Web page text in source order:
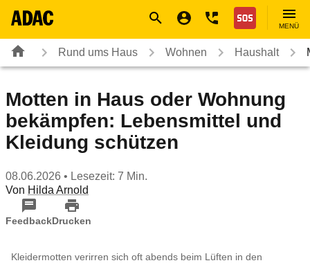
Nothilfe
MENÜ
Rund ums Haus Wohnen Haushalt
Motten in Haus oder Wohnung
bekämpfen: Lebensmittel und
Kleidung schützen
08.06.2026 • Lesezeit: 7 Min.
Von Hilda Arnold
FeedbackDrucken
Kleidermotten verirren sich oft abends beim Lüften in den